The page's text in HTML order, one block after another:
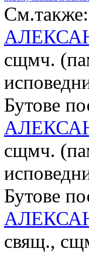
См.также:
сщмч.
Бутове
сщмч.
Бутове
свящ.,